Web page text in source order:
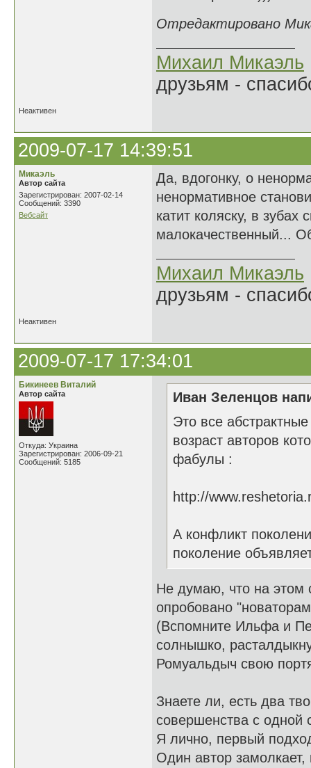
Отредактировано
Михаил Микаэль
друзьям -
Неактивен
2009-07-17 14:39:51
Микаэль
Автор сайта
Зарегистрирован: 2007-02-14
Сообщений: 3390
Вебсайт
Да, вдогонку, о
ненормативное
катит коляску, в зубах
малокачественный...
Михаил Микаэль
друзьям -
Неактивен
2009-07-17 17:34:01
Бикинеев Виталий
Автор сайта
Откуда: Украина
Зарегистрирован: 2006-09-21
Сообщений: 5185
Иван Зеленцов
Это все
возраст авторов
фабулы :
http://
А конфликт
поколение
Не думаю, что на этом
опробовано
(Вспомните Ильфа и
солнышко,
Ромуальдыч свою
Знаете ли, есть два
совершенства с одной
Я лично, первый
Один автор замолкает,